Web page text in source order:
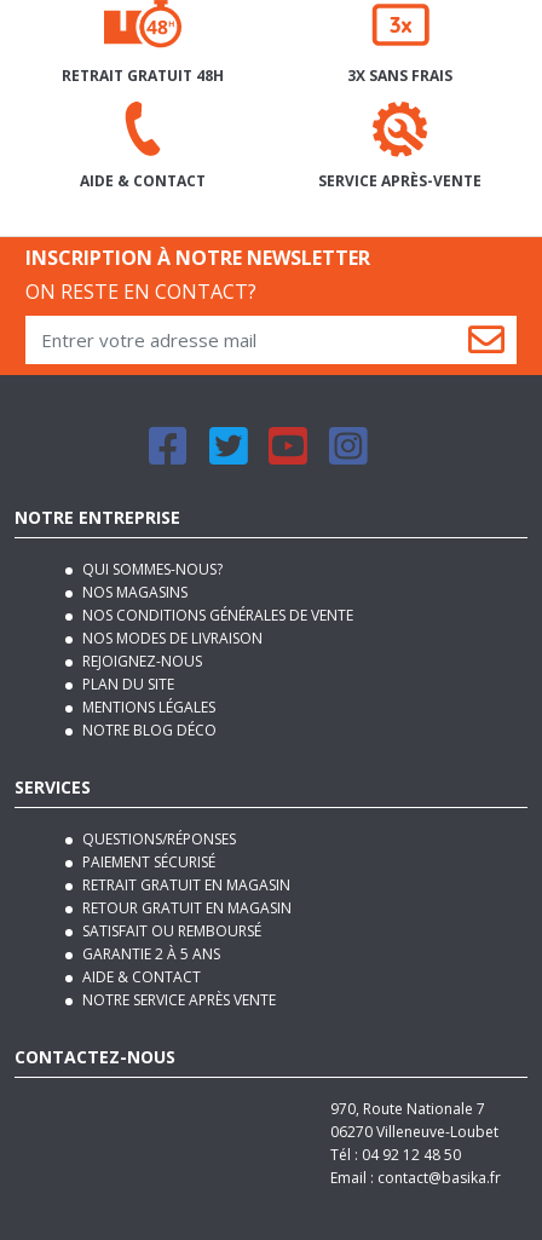
RETRAIT GRATUIT 48H 3X SANS FRAIS
AIDE & CONTACT SERVICE APRÈS-VENTE
INSCRIPTION À NOTRE NEWSLETTER
ON RESTE EN CONTACT?
NOTRE ENTREPRISE
QUI SOMMES-NOUS?
NOS MAGASINS
NOS CONDITIONS GÉNÉRALES DE VENTE
NOS MODES DE LIVRAISON
REJOIGNEZ-NOUS
PLAN DU SITE
MENTIONS LÉGALES
NOTRE BLOG DÉCO
SERVICES
QUESTIONS/RÉPONSES
PAIEMENT SÉCURISÉ
RETRAIT GRATUIT EN MAGASIN
RETOUR GRATUIT EN MAGASIN
SATISFAIT OU REMBOURSÉ
GARANTIE 2 À 5 ANS
AIDE & CONTACT
NOTRE SERVICE APRÈS VENTE
CONTACTEZ-NOUS
970, Route Nationale 7
06270Villeneuve-Loubet
Tél : 04 92 12 48 50
Email : contact@basika.fr